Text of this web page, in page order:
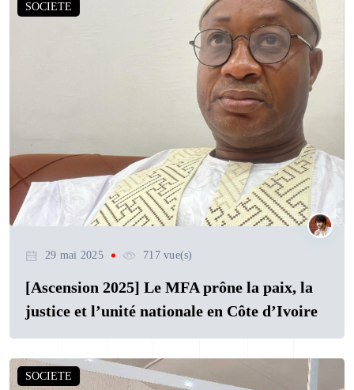
SOCIETE
29 mai 2025 717 vue(s)
[Ascension 2025] Le MFA prône la paix, la
justice et l’unité nationale en Côte d’Ivoire
SOCIETE